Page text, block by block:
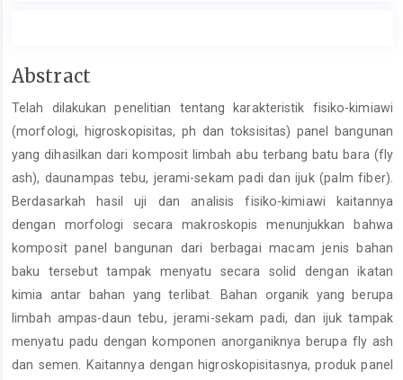
Main
Content
Abstract
Telah dilakukan penelitian tentang karakteristik fisiko-kimiawi
(morfologi, higroskopisitas, ph dan toksisitas) panel bangunan
yang dihasilkan dari komposit limbah abu terbang batu bara (fly
ash), daunampas tebu, jerami-sekam padi dan ijuk (palm fiber).
Berdasarkah hasil uji dan analisis fisiko-kimiawi kaitannya
dengan morfologi secara makroskopis menunjukkan bahwa
komposit panel bangunan dari berbagai macam jenis bahan
baku tersebut tampak menyatu secara solid dengan ikatan
kimia antar bahan yang terlibat. Bahan organik yang berupa
limbah ampas-daun tebu, jerami-sekam padi, dan ijuk tampak
menyatu padu dengan komponen anorganiknya berupa fly ash
dan semen. Kaitannya dengan higroskopisitasnya, produk panel